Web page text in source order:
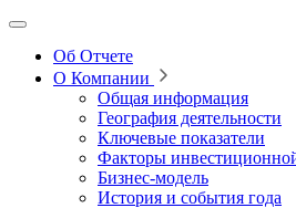
Об Отчете
О Компании
Общая информация
География деятельности
Ключевые показатели
Факторы
Бизнес-модель
История и события года